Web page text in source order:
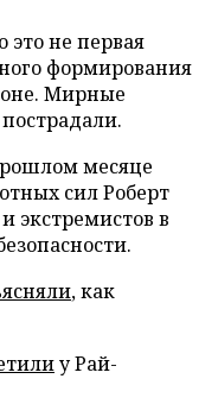
не первая
формирования
Мирные
месяце
сил Роберт
экстремистов в
, как
у Рай-